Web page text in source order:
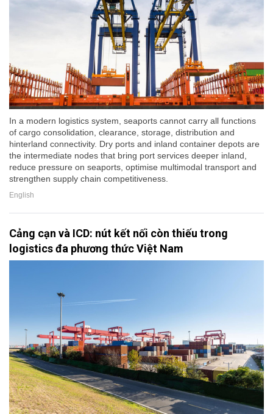
In a modern logistics system, seaports cannot carry all functions
of cargo consolidation, clearance, storage, distribution and
hinterland connectivity. Dry ports and inland container depots are
the intermediate nodes that bring port services deeper inland,
reduce pressure on seaports, optimise multimodal transport and
strengthen supply chain competitiveness.
English
Cảng cạn và ICD: nút kết nối còn thiếu trong
logistics đa phương thức Việt Nam